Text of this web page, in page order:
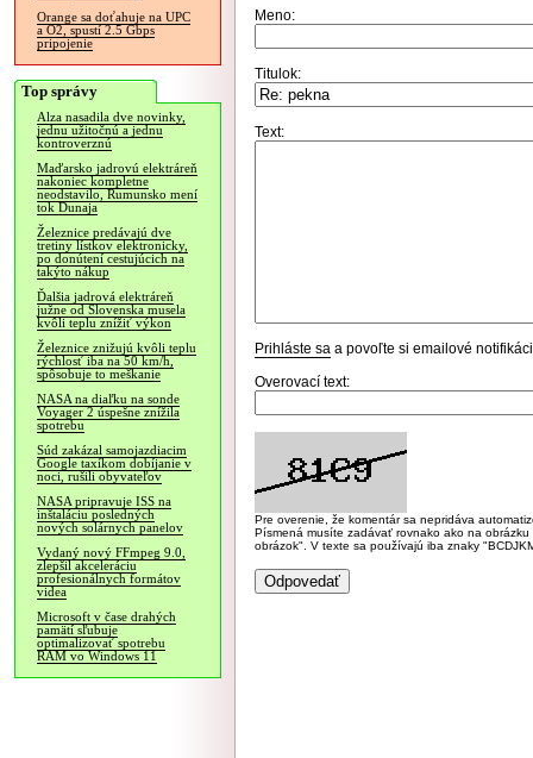
Orange sa doťahuje na UPC
a O2, spustí 2.5 Gbps
pripojenie
Top správy
Alza nasadila dve novinky,
jednu užitočnú a jednu
kontroverznú
Maďarsko jadrovú elektráreň
nakoniec kompletne
neodstavilo, Rumunsko mení
tok Dunaja
Železnice predávajú dve
tretiny lístkov elektronicky,
po donútení cestujúcich na
takýto nákup
Ďalšia jadrová elektráreň
južne od Slovenska musela
kvôli teplu znížiť výkon
Železnice znižujú kvôli teplu
rýchlosť iba na 50 km/h,
spôsobuje to meškanie
NASA na diaľku na sonde
Voyager 2 úspešne znížila
spotrebu
Súd zakázal samojazdiacim
Google taxíkom dobíjanie v
noci, rušili obyvateľov
NASA pripravuje ISS na
inštaláciu posledných
nových solárnych panelov
Vydaný nový FFmpeg 9.0,
zlepšil akceleráciu
profesionálnych formátov
videa
Microsoft v čase drahých
pamätí sľubuje
optimalizovať spotrebu
RAM vo Windows 11
Meno:
Titulok:
Text:
Prihláste sa a povoľte si emailové
Overovací text:
Pre overenie, že komentár sa nepridáva
Písmená musíte zadávať rovnako ako na
obrázok". V texte sa používajú iba znaky